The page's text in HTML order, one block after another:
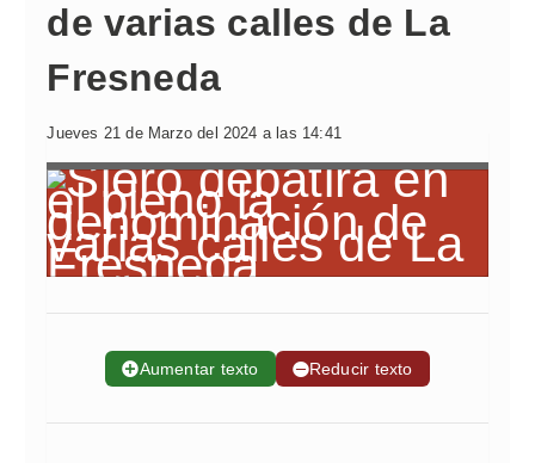
de varias calles de La
Fresneda
Jueves 21 de Marzo del 2024 a las 14:41
➕Aumentar texto ➖Reducir texto